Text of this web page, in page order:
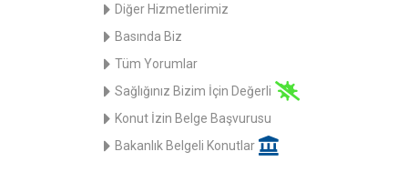
Diğer Hizmetlerimiz
Basında Biz
Tüm Yorumlar
Sağlığınız Bizim İçin Değerli
Konut İzin Belge Başvurusu
Bakanlık Belgeli Konutlar